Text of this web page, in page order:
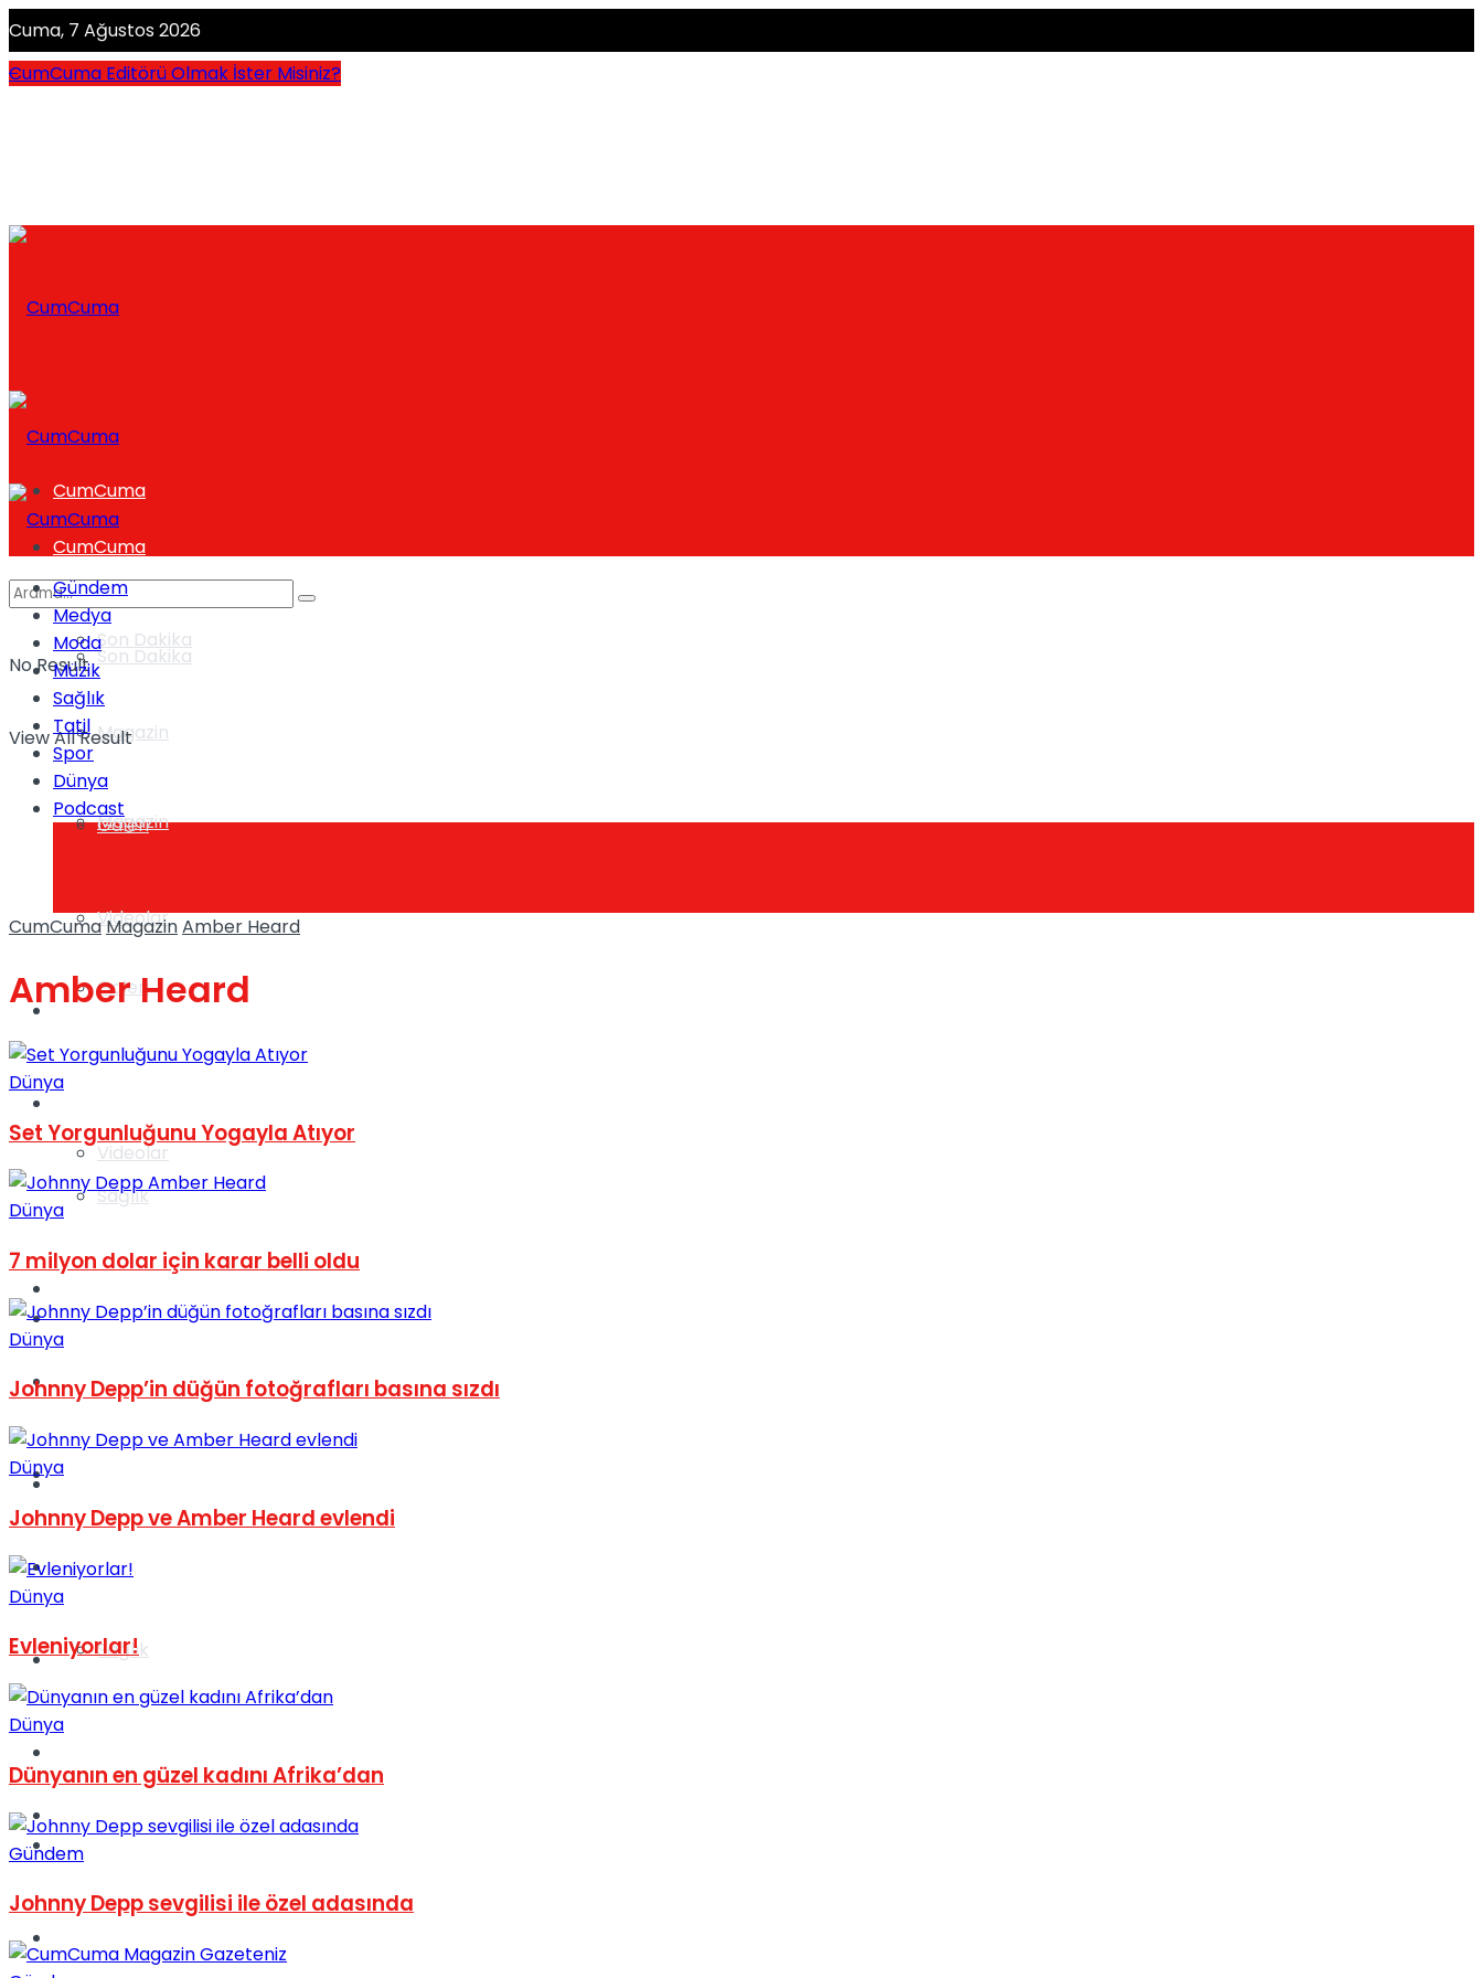
Cuma, 7 Ağustos 2026
CumCuma Editörü Olmak İster Misiniz?
CumCuma
Son Dakika
Magazin
Galeri
Videolar
Gündem
Yaşam
Sağlık
CumCuma
Son Dakika
Magazin
Galeri
Videolar
Gündem
Sağlık
Kadınca
Dünya
Türkiye
Müzik
Tatil
No Result
View All Result
Gündem
Medya
Moda
Müzik
Sağlık
Tatil
Spor
Dünya
Podcast
CumCumaMagazinAmber Heard
Amber Heard
Dünya
Set Yorgunluğunu Yogayla Atıyor
Dünya
7 milyon dolar için karar belli oldu
Dünya
Johnny Depp’in düğün fotoğrafları basına sızdı
Dünya
Johnny Depp ve Amber Heard evlendi
Dünya
Evleniyorlar!
Dünya
Dünyanın en güzel kadını Afrika’dan
Gündem
Johnny Depp sevgilisi ile özel adasında